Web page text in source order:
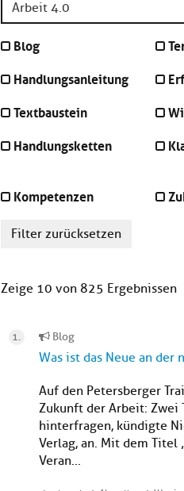
Blog
Handlungsanleitung
Textbaustein
Handlungsketten
Kompetenzen
Filter zurücksetzen
Zeige 10 von 825 Ergebnissen
Blog
Was ist das Neue an der
Auf den Petersberger
Zukunft der Arbeit: Zwei
hinterfragen, kündigte
Verlag, an. Mit dem Titel
Veran...